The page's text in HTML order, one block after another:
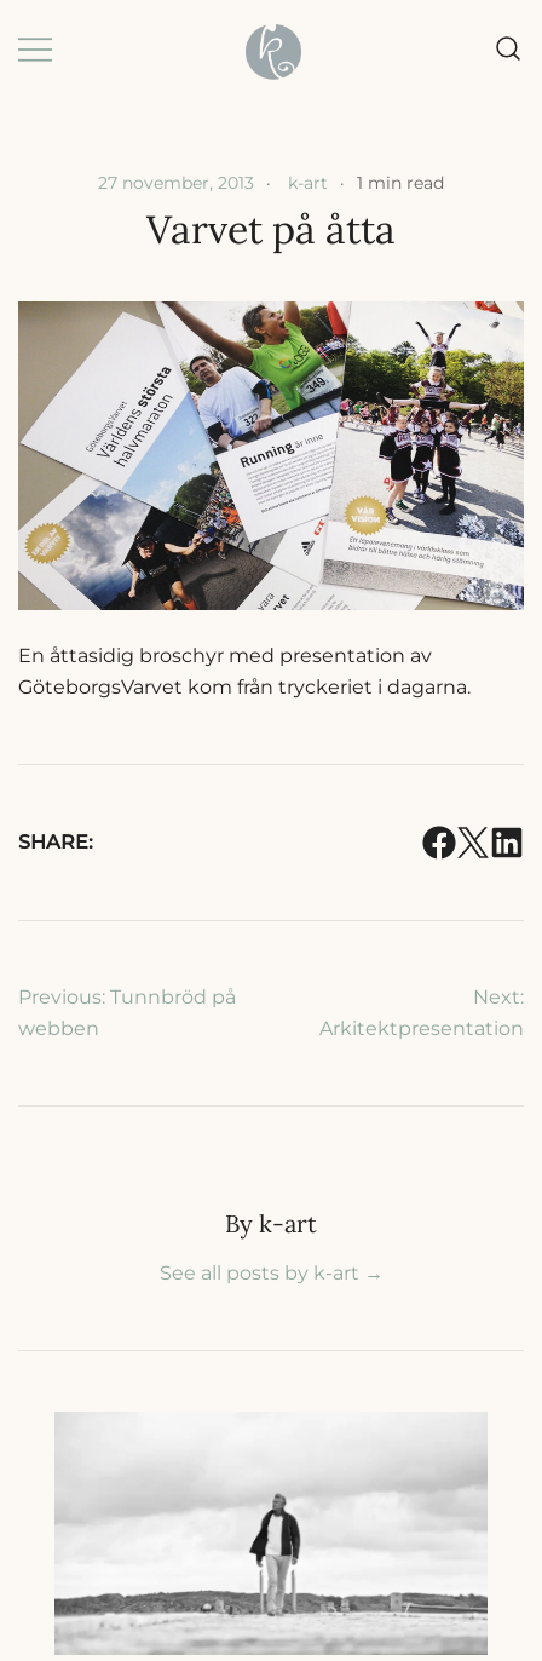
to
27 november, 2013 k-art 1 min read
Varvet på åtta
En åttasidig broschyr med presentation av
GöteborgsVarvet kom från tryckeriet i dagarna.
SHARE:
Inläggsnavigering
Previous: Tunnbröd på
webben
Next:
Arkitektpresentation
By k-art
See all posts by k-art →